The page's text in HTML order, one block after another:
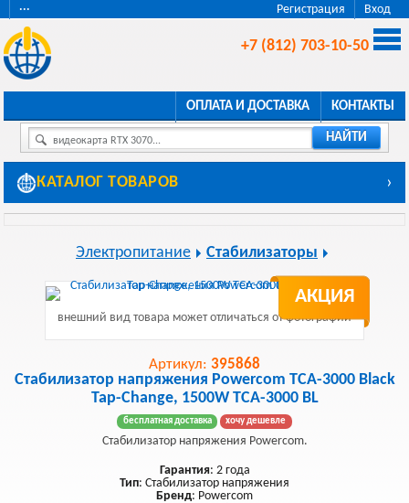
Регистрация Вход
···
+7 (812) 703-10-50
ОПЛАТА И ДОСТАВКА КОНТАКТЫ
видеокарта RTX 3070... НАЙТИ
КАТАЛОГ ТОВАРОВ ›
Электропитание Стабилизаторы
АКЦИЯ
внешний вид товара может отличаться от фотографии
Артикул: 395868
Стабилизатор напряжения Powercom TCA-3000 Black
Tap-Change, 1500W TCA-3000 BL
бесплатная доставка хочу дешевле
Стабилизатор напряжения Powercom.
Гарантия: 2 года
Тип: Стабилизатор напряжения
Бренд: Powercom